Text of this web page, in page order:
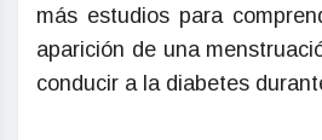
más estudios para
aparición de una
conducir a la diabetes